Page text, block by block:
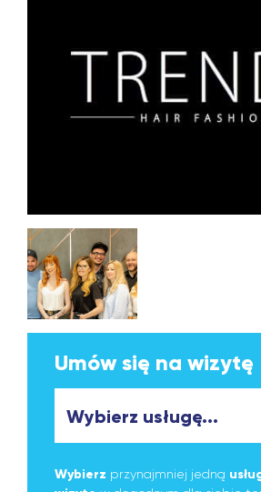
Umów się na wizytę
Wybierz przynajmniej jedną